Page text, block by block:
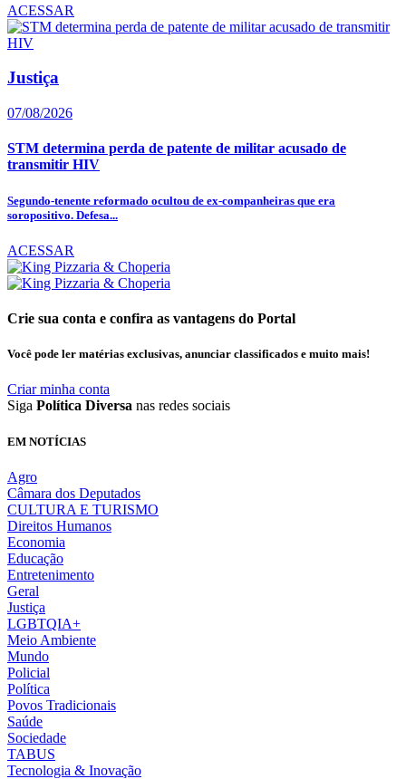
ACESSAR
Justiça
07/08/2026
STM determina perda de patente de militar acusado de
transmitir HIV
Segundo-tenente reformado ocultou de ex-companheiras que era
soropositivo. Defesa...
ACESSAR
Crie sua conta e confira as vantagens do Portal
Você pode ler matérias exclusivas, anunciar classificados e muito mais!
Criar minha conta
Siga Política Diversa nas redes sociais
EM NOTÍCIAS
Agro
Câmara dos Deputados
CULTURA E TURISMO
Direitos Humanos
Economia
Educação
Entretenimento
Geral
Justiça
LGBTQIA+
Meio Ambiente
Mundo
Policial
Política
Povos Tradicionais
Saúde
Sociedade
TABUS
Tecnologia & Inovação